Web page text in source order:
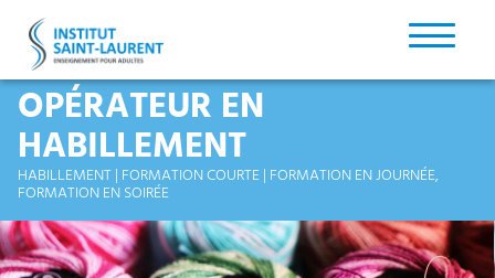
OPÉRATEUR EN
HABILLEMENT
HABILLEMENT | FORMATION COURTE | FORMATION EN JOURNÉE,
FORMATION EN SOIRÉE